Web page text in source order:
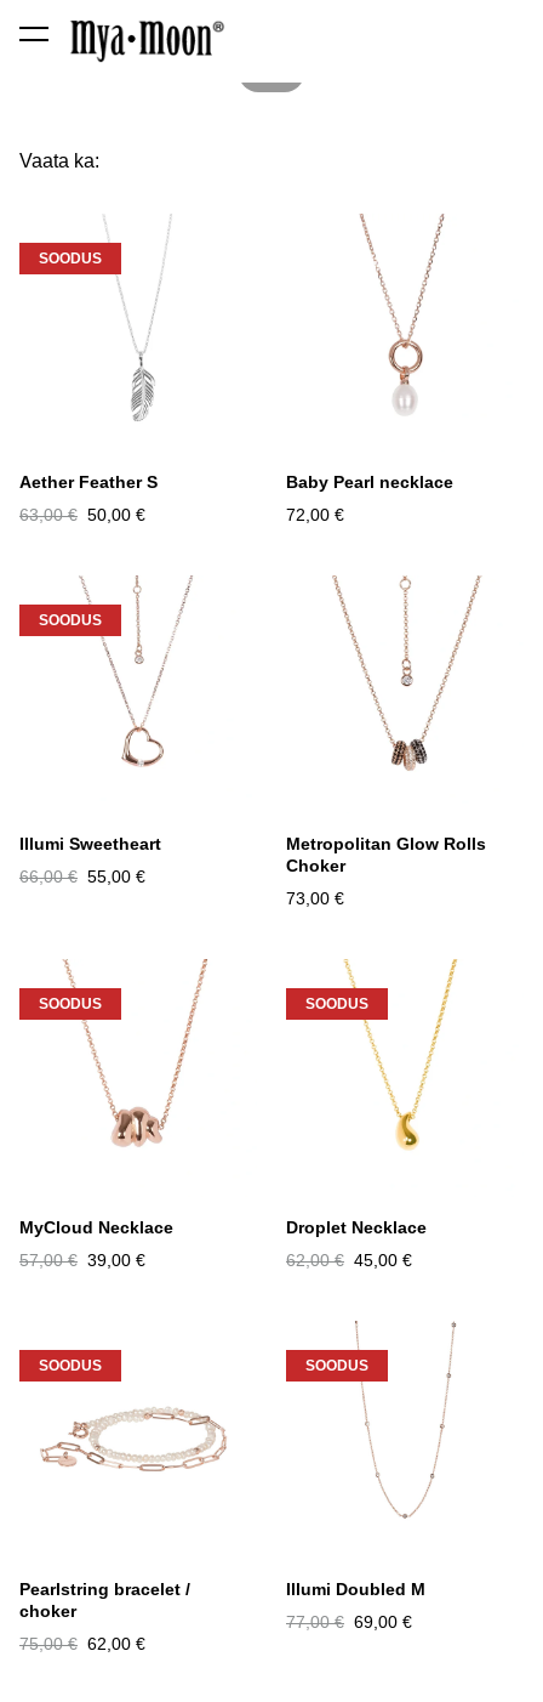
lisati ostukorvi.
Vaata ka:
SOODUS
Aether Feather S
63,00 € 50,00 €
Baby Pearl necklace
72,00 €
SOODUS
Illumi Sweetheart
66,00 € 55,00 €
Metropolitan Glow Rolls
Choker
73,00 €
SOODUS
MyCloud Necklace
57,00 € 39,00 €
SOODUS
Droplet Necklace
62,00 € 45,00 €
SOODUS
Pearlstring bracelet /
choker
75,00 € 62,00 €
SOODUS
Illumi Doubled M
77,00 € 69,00 €